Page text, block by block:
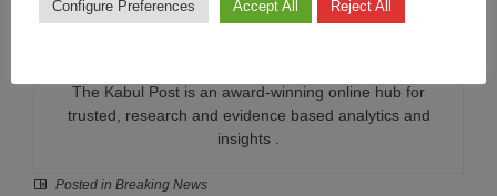
The Kabul Post is an award-winning online hub for
trusted, research and evidence based analytics and
insights .
Posted in Breaking News
Configure Preferences Accept All Reject All